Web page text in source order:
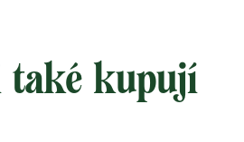
také kupují